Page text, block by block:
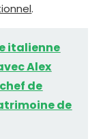
.
italienne
Alex
de
de